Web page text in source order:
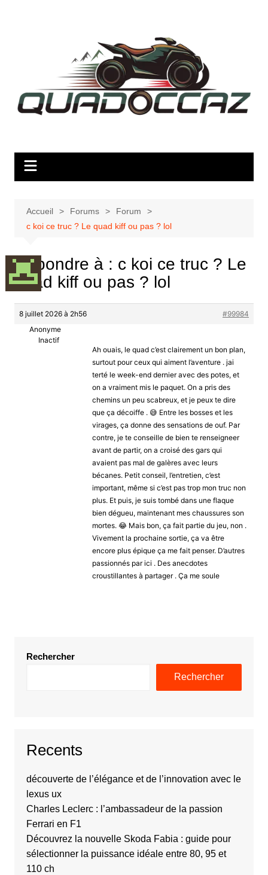
Accueil Forums
Forum
c koi ce truc ? Le quad kiff ou pas ? lol
Répondre à : c koi ce truc ? Le
quad kiff ou pas ? lol
8 juillet 2026 à 2h56
#99984
Anonyme
Inactif
Ah ouais, le quad c’est clairement un bon plan,
surtout pour ceux qui aiment l’aventure . jai
terté le week-end dernier avec des potes, et
on a vraiment mis le paquet. On a pris des
chemins un peu scabreux, et je peux te dire
que ça décoiffe . 😅 Entre les bosses et les
virages, ça donne des sensations de ouf. Par
contre, je te conseille de bien te renseigneer
avant de partir, on a croisé des gars qui
avaient pas mal de galères avec leurs
bécanes. Petit conseil, l’entretien, c’est
important, même si c’est pas trop mon truc non
plus. Et puis, je suis tombé dans une flaque
bien dégueu, maintenant mes chaussures son
mortes. 😂 Mais bon, ça fait partie du jeu, non .
Vivement la prochaine sortie, ça va être
encore plus épique ça me fait penser. D’autres
passionnés par ici . Des anecdotes
croustillantes à partager . Ça me soule
Rechercher
Rechercher
Recents
découverte de l’élégance et de l’innovation avec le
lexus ux
Charles Leclerc : l’ambassadeur de la passion
Ferrari en F1
Découvrez la nouvelle Skoda Fabia : guide pour
sélectionner la puissance idéale entre 80, 95 et
110 ch